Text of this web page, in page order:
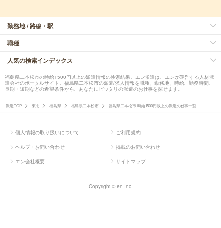
勤務地 / 路線・駅
職種
人気の検索インデックス
福島県二本松市の時給1500円以上の派遣情報の検索結果。エン派遣は、エンが運営する人材派
遣会社のポータルサイト。福島県二本松市の派遣/求人情報を職種、勤務地、時給、勤務時間、
長期・短期などの希望条件から、あなたにピッタリの派遣のお仕事を探せます。
派遣TOP 東北 福島県 福島県二本松市 福島県二本松市 時給1500円以上の派遣の仕事一覧
個人情報の取り扱いについて ご利用規約
ヘルプ・お問い合わせ 掲載のお問い合わせ
エン会社概要 サイトマップ
Copyright © en Inc.